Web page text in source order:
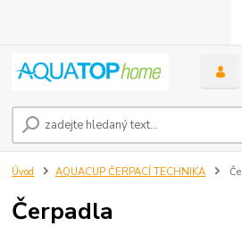
Úvod AQUACUP ČERPACÍ TECHNIKA
Čerpadla